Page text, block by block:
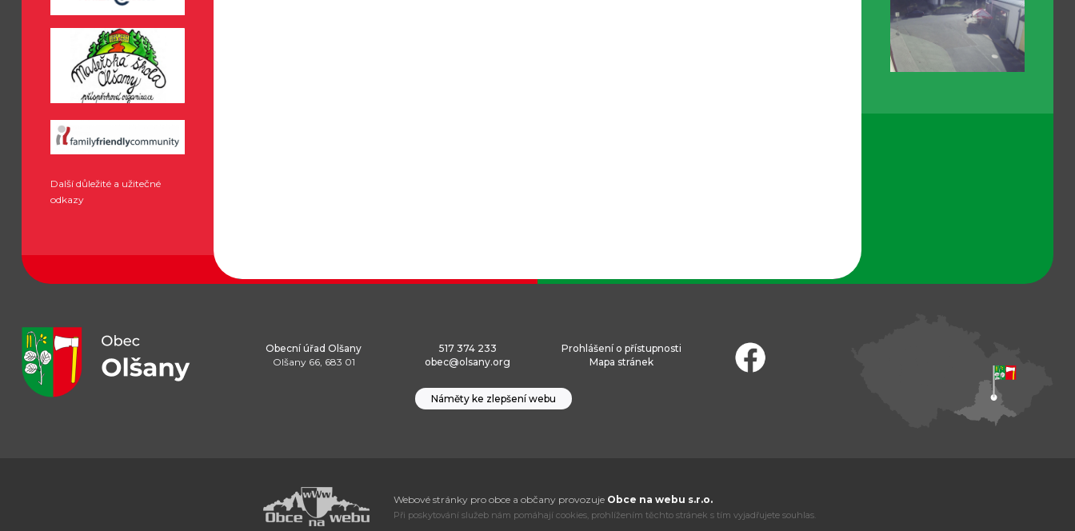
Další důležité a užitečné
odkazy
Obecní úřad Olšany
Olšany 66, 683 01
517 374 233
obec@olsany.org
Prohlášení o přístupnosti
Mapa stránek
Náměty ke zlepšení webu
Webové stránky pro obce a občany provozuje Obce na webu s.r.o.
Při poskytování služeb nám pomáhají cookies, prohlížením těchto stránek s tím vyjadřujete souhlas.